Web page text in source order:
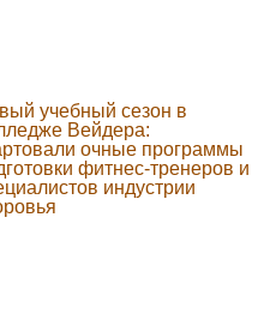
учебный сезон в
Вейдера:
очные программы
фитнес-тренеров и
индустрии